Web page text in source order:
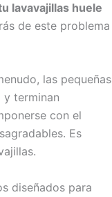
lavavajillas huele
de este problema
las pequeñas
terminan
con el
Es
diseñados para